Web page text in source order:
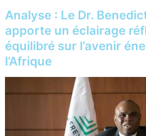
Analyse : Le Dr.
apporte un éclairage
équilibré sur l’avenir
l’Afrique